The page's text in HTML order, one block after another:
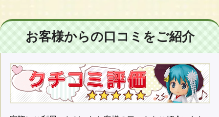
お客様からの口コミをご紹介